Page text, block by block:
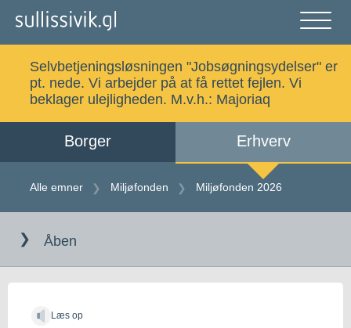
luk
Alle emner Selvbetjening
Kalaallisut
Selvbetjeningsløsningen "Jobsøgningsydelser" er
pt. nede. Vi arbejder på at få rettet fejlen. Vi
beklager ulejligheden. M.v.h.: Majoriaq
Borger Erhverv
Alle emner Miljøfonden Miljøfonden 2026
indholdet
Åben
Læs op